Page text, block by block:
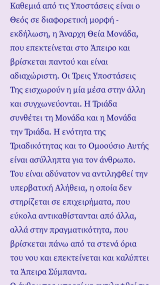
Καθεμιά από τις Υποστάσεις είναι ο
Θεός σε διαφορετική μορφή -
εκδήλωση, η Άναρχη Θεία Μονάδα,
που επεκτείνεται στο Άπειρο και
βρίσκεται παντού και είναι
αδιαχώριστη. Οι Τρεις Υποστάσεις
Της εισχωρούν η μία μέσα στην άλλη
και συγχωνεύονται. Η Τριάδα
συνθέτει τη Μονάδα και η Μονάδα
την Τριάδα. Η ενότητα της
Τριαδικότητας και το Ομοούσιο Αυτής
είναι ασύλληπτα για τον άνθρωπο.
Του είναι αδύνατον να αντιληφθεί την
υπερβατική Αλήθεια, η οποία δεν
στηρίζεται σε επιχειρήματα, που
εύκολα αντικαθίστανται από άλλα,
αλλά στην πραγματικότητα, που
βρίσκεται πάνω από τα στενά όρια
του νου και επεκτείνεται και καλύπτει
τα Άπειρα Σύμπαντα.